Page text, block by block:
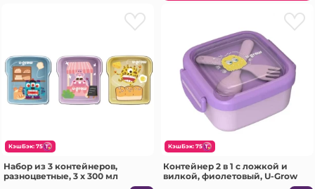
КэшБэк: 75
Набор из 3 контейнеров,
разноцветные, 3 x 300 мл
КэшБэк: 75
Контейнер 2 в 1 с ложкой и
вилкой, фиолетовый, U-Grow